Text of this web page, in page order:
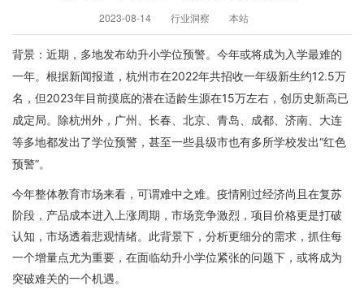
2023-08-14 行业洞察 本站
背景：近期，多地发布幼升小学位预警。今年或将成为入学最难的
一年。根据新闻报道，杭州市在2022年共招收一年级新生约12.5万
名，但2023年目前摸底的潜在适龄生源在15万左右，创历史新高已
成定局。除杭州外，广州、长春、北京、青岛、成都、济南、大连
等多地都发出了学位预警，甚至一些县级市也有多所学校发出“红色
预警”。
今年整体教育市场来看，可谓难中之难。疫情刚过经济尚且在复苏
阶段，产品成本进入上涨周期，市场竞争激烈，项目价格更是打破
认知，市场透着悲观情绪。此背景下，分析更细分的需求，抓住每
一个增量点尤为重要，在面临幼升小学位紧张的问题下，或将成为
突破难关的一个机遇。